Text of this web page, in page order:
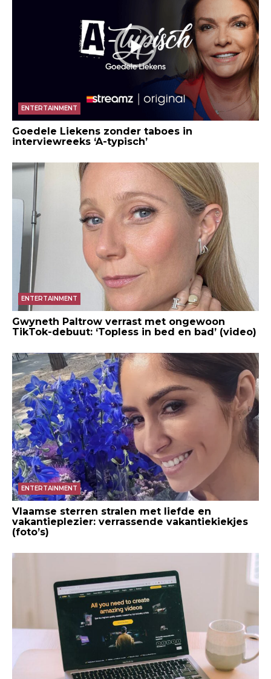
ENTERTAINMENT
Goedele Liekens zonder taboes in
interviewreeks ‘A-typisch’
ENTERTAINMENT
Gwyneth Paltrow verrast met ongewoon
TikTok-debuut: ‘Topless in bed en bad’ (video)
ENTERTAINMENT
Vlaamse sterren stralen met liefde en
vakantieplezier: verrassende vakantiekiekjes
(foto’s)